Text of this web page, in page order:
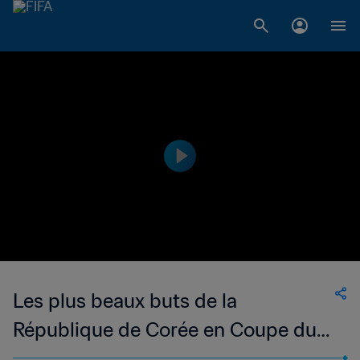
Les plus beaux buts de la
République de Corée en Coupe du